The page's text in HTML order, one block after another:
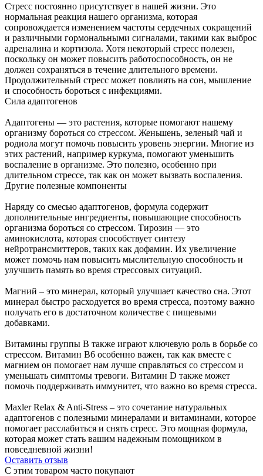
Стресс постоянно присутствует в нашей жизни. Это
нормальная реакция нашего организма, которая
сопровождается изменением частоты сердечных сокращений
и различными гормональными сигналами, такими как выброс
адреналина и кортизола. Хотя некоторый стресс полезен,
поскольку он может повысить работоспособность, он не
должен сохраняться в течение длительного времени.
Продолжительный стресс может повлиять на сон, мышление
и способность бороться с инфекциями.
Сила адаптогенов
Адаптогены — это растения, которые помогают нашему
организму бороться со стрессом. Женьшень, зеленый чай и
родиола могут помочь повысить уровень энергии. Многие из
этих растений, например куркума, помогают уменьшить
воспаление в организме. Это полезно, особенно при
длительном стрессе, так как он может вызвать воспаления.
Другие полезные компоненты
Наряду со смесью адаптогенов, формула содержит
дополнительные ингредиенты, повышающие способность
организма бороться со стрессом. Тирозин — это
аминокислота, которая способствует синтезу
нейротрансмиттеров, таких как дофамин. Их увеличение
может помочь нам повысить мыслительную способность и
улучшить память во время стрессовых ситуаций.
Магний – это минерал, который улучшает качество сна. Этот
минерал быстро расходуется во время стресса, поэтому важно
получать его в достаточном количестве с пищевыми
добавками.
Витамины группы В также играют ключевую роль в борьбе со
стрессом. Витамин В6 особенно важен, так как вместе с
магнием он помогает нам лучше справляться со стрессом и
уменьшать симптомы тревоги. Витамин D также может
помочь поддерживать иммунитет, что важно во время стресса.
Maxler Relax & Anti-Stress – это сочетание натуральных
адаптогенов с полезными минералами и витаминами, которое
помогает расслабиться и снять стресс. Это мощная формула,
которая может стать вашим надежным помощником в
повседневной жизни!
Оставить отзыв
С этим товаром часто покупают